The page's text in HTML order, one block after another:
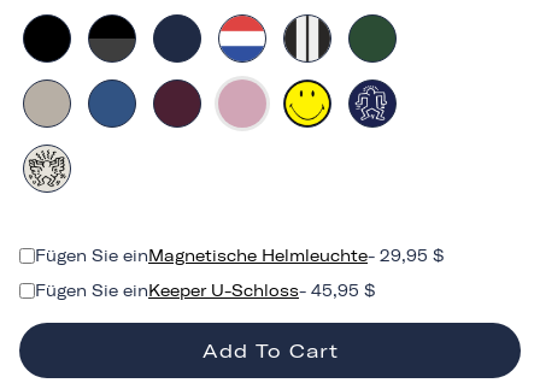
Fügen Sie einMagnetische Helmleuchte- 29,95 $
Fügen Sie einKeeper U-Schloss- 45,95 $
Add To Cart